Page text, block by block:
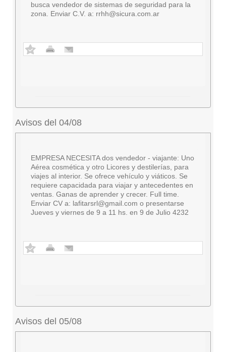
busca vendedor de sistemas de seguridad para la
zona. Enviar C.V. a: rrhh@sicura.com.ar
Avisos del 04/08
EMPRESA NECESITA dos vendedor - viajante: Uno
Aérea cosmética y otro Licores y destilerías, para
viajes al interior. Se ofrece vehículo y viáticos. Se
requiere capacidada para viajar y antecedentes en
ventas. Ganas de aprender y crecer. Full time.
Enviar CV a: lafitarsrl@gmail.com o presentarse
Jueves y viernes de 9 a 11 hs. en 9 de Julio 4232
Avisos del 05/08